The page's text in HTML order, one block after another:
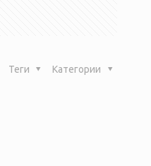
Категории
Теги